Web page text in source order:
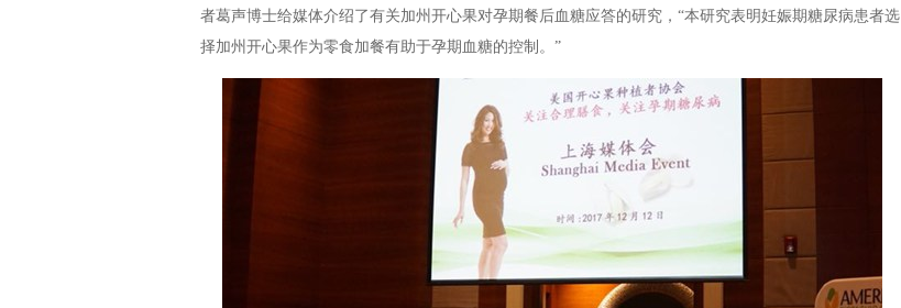
者葛声博士给媒体介绍了有关加州开心果对孕期餐后血糖应答的研究，“本研究表明妊娠期糖尿病患者选
择加州开心果作为零食加餐有助于孕期血糖的控制。”